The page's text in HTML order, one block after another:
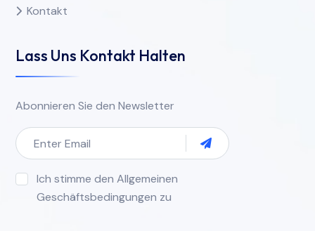
Kontakt
Lass Uns Kontakt Halten
Abonnieren Sie den Newsletter
Ich stimme den Allgemeinen
Geschäftsbedingungen zu